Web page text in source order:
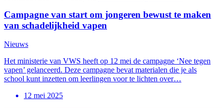
Campagne van start om jongeren bewust te maken
van schadelijkheid vapen
Nieuws
Het ministerie van VWS heeft op 12 mei de campagne ‘Nee tegen
vapen’ gelanceerd. Deze campagne bevat materialen die je als
school kunt inzetten om leerlingen voor te lichten over…
12 mei 2025